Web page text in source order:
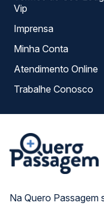
Na Quero Passagem
Vip
Imprensa
Minha Conta
Atendimento Online
Trabalhe Conosco